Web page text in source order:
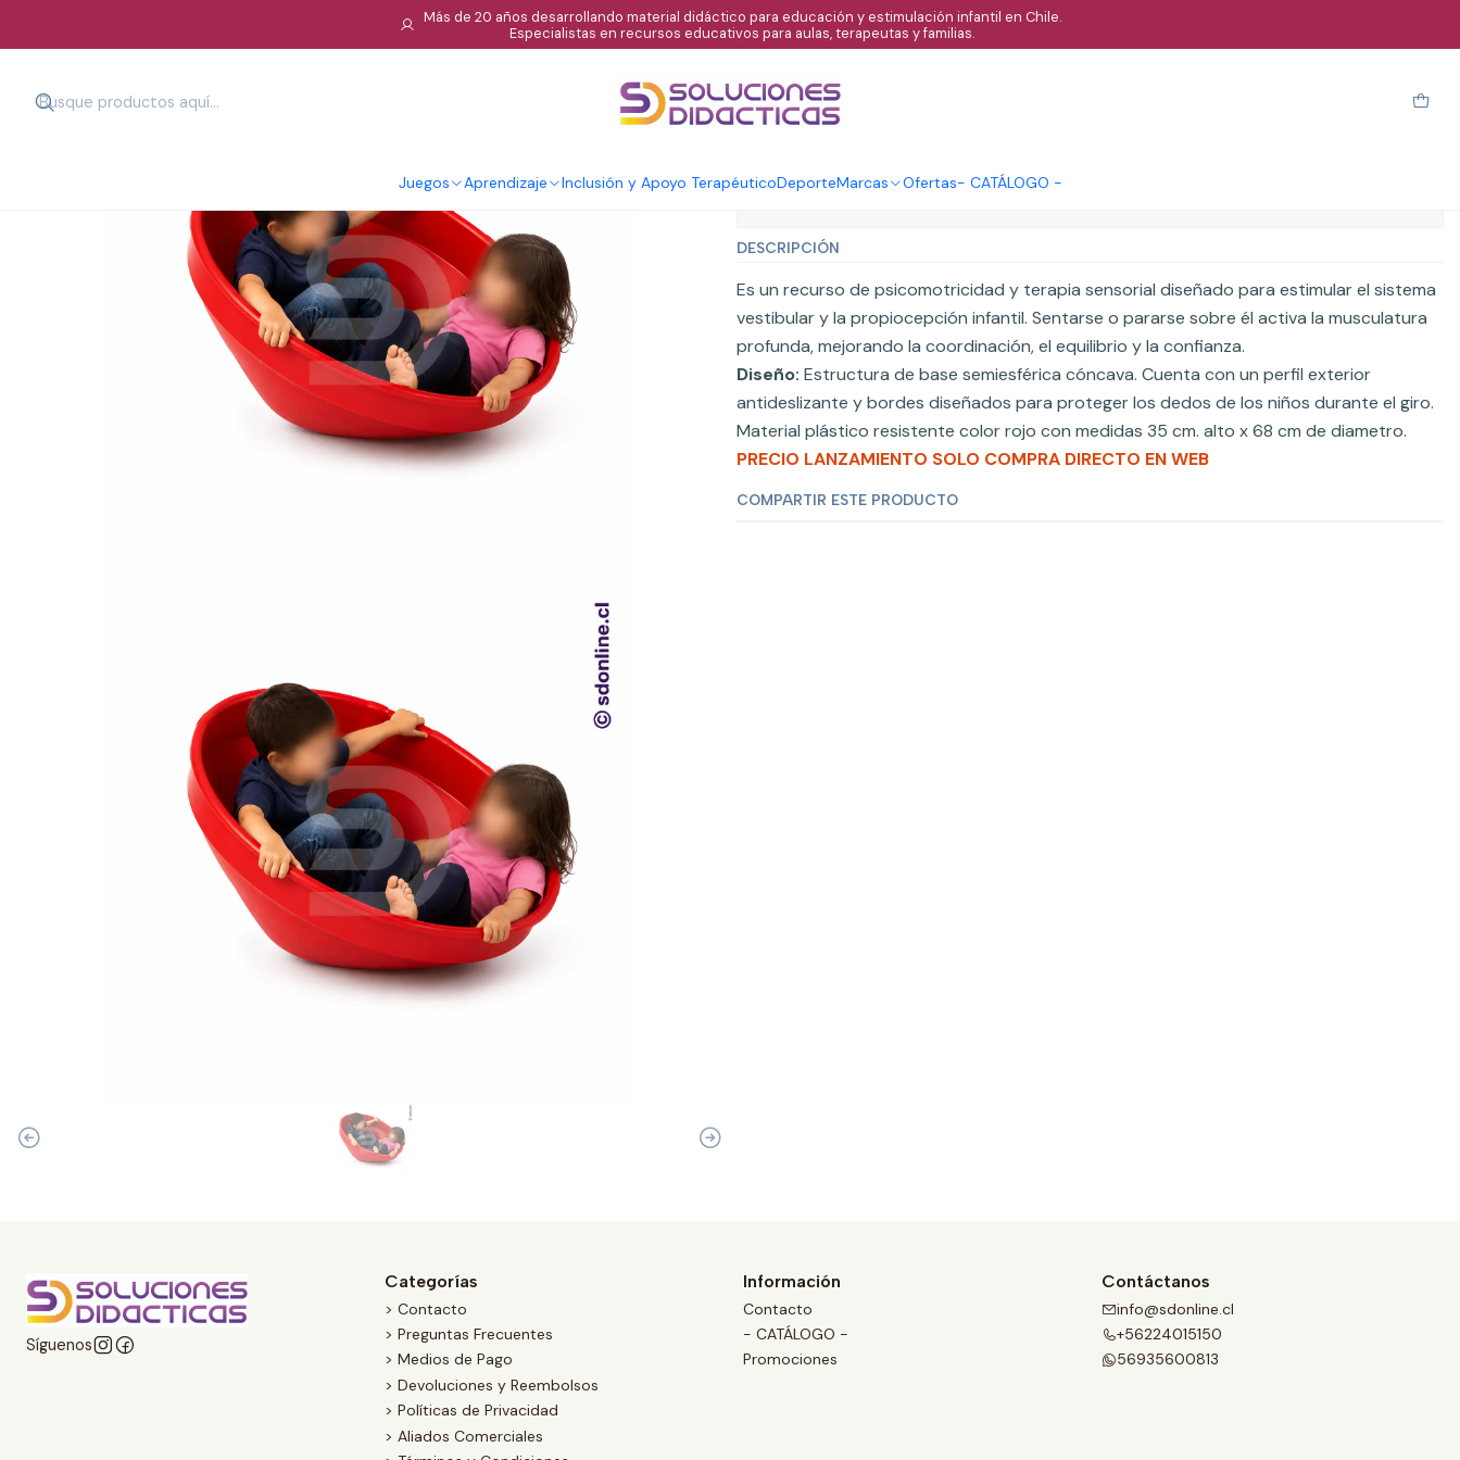
Juegos Aprendizaje Inclusión y Apoyo TerapéuticoDeporteMarcas Ofertas- CATÁLOGO -
Más de 20 años desarrollando material didáctico para educación y estimulación infantil en Chile.
Especialistas en recursos educativos para aulas, terapeutas y familias.
|
Trompo de equilibrio balancín
DESCRIPCIÓN
Es un recurso de psicomotricidad y terapia sensorial diseñado para estimular el sistema
vestibular y la propiocepción infantil. Sentarse o pararse sobre él activa la musculatura
profunda, mejorando la coordinación, el equilibrio y la confianza.
Diseño: Estructura de base semiesférica cóncava. Cuenta con un perfil exterior
antideslizante y bordes diseñados para proteger los dedos de los niños durante el giro.
Material plástico resistente color rojo con medidas 35 cm. alto x 68 cm de diametro.
PRECIO LANZAMIENTO SOLO COMPRA DIRECTO EN WEB
COMPARTIR ESTE PRODUCTO
Síguenos
Categorías
> Contacto
> Preguntas Frecuentes
> Medios de Pago
> Devoluciones y Reembolsos
> Políticas de Privacidad
> Aliados Comerciales
Información
Contacto
- CATÁLOGO -
Promociones
Contáctanos
info@sdonline.cl
+56224015150
56935600813